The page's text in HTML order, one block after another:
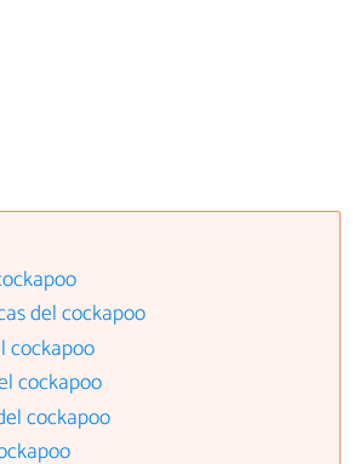
del cockapoo
cockapoo
cockapoo
cockapoo